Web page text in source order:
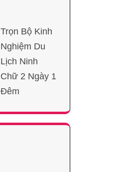
Trọn Bộ Kinh
Nghiệm Du
Lịch Ninh
Chữ 2 Ngày 1
Đêm